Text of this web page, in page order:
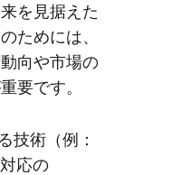
を​見据えた​
ためには、​
向や​市場の​
要です。
技術​（例：
応の​